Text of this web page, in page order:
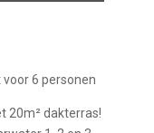
voor 6 personen
20m² dakterras!